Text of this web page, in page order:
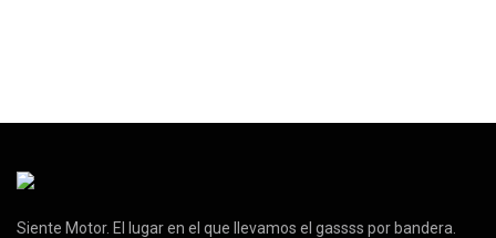
Siente Motor. El lugar en el que llevamos el gassss por bandera.